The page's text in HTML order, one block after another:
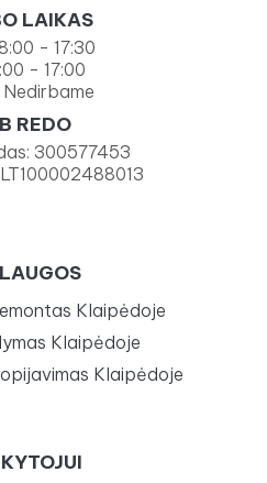
LAIKAS
- 17:30
- 17:00
REDO
300577453
Klaipėdoje
Klaipėdoje
Klaipėdoje